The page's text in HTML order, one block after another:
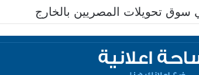
تحويلات المصريين بالخارج